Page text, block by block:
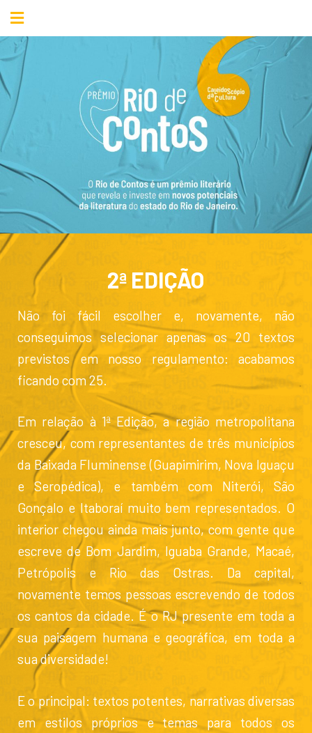
2ª EDIÇÃO
Não foi fácil escolher e, novamente, não
conseguimos selecionar apenas os 20 textos
previstos em nosso regulamento: acabamos
ficando com 25.
Em relação à 1ª Edição, a região metropolitana
cresceu, com representantes de três municípios
da Baixada Fluminense (Guapimirim, Nova Iguaçu
e Seropédica), e também com Niterói, São
Gonçalo e Itaboraí muito bem representados. O
interior chegou ainda mais junto, com gente que
escreve de Bom Jardim, Iguaba Grande, Macaé,
Petrópolis e Rio das Ostras. Da capital,
novamente temos pessoas escrevendo de todos
os cantos da cidade. É o RJ presente em toda a
sua paisagem humana e geográfica, em toda a
sua diversidade!
E o principal: textos potentes, narrativas diversas
em estilos próprios e temas para todos os